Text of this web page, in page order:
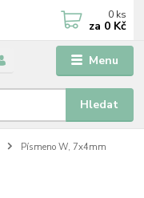
Menu
Hledat
0 ks
za 0 Kč
Písmeno W, 7x4mm